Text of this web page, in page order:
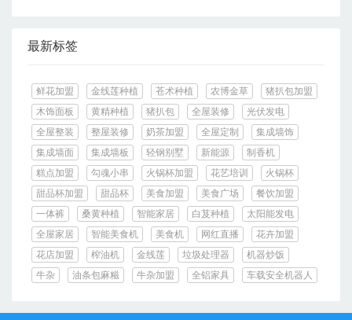
最新标签
鲜花加盟 金线莲种植 苍术种植 农博金草
猪扒包加盟
木饰面板
黄精种植 猪扒包 全屋装修
光伏发电
全屋整装
整屋装修 奶茶加盟 全屋定制
集成墙饰
集成墙面
集成墙板 轻钢别墅 新能源
制香机
糕点加盟
勾魂小串 火锅杯加盟 花艺培训
火锅杯
甜品杯加盟
甜品杯 美食加盟 美食广场
餐饮加盟
一体裤
桑黄种植 智能家居 白芨种植
太阳能发电
全屋家居
智能美食机 美食机 网红直播
花卉加盟
花店加盟
榨油机 金线莲 垃圾处理器
机器炒饭
牛杂
油条包麻糍 牛杂加盟 全铝家具 车载安全机器人